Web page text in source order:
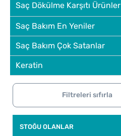
Saç Dökülme Karşıtı Ürünler
Saç Bakım En Yeniler
Saç Bakım Çok Satanlar
Keratin
Filtreleri sıfırla
STOĞU OLANLAR